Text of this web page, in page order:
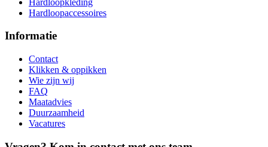
Hardloopaccessoires
Informatie
Contact
Klikken & oppikken
Wie zijn wij
FAQ
Maatadvies
Duurzaamheid
Vacatures